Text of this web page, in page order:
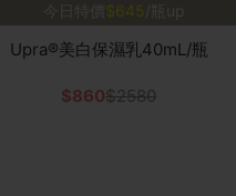
今日特價
$645 /瓶up
Upra®美白保濕乳40mL/瓶
$860$2580